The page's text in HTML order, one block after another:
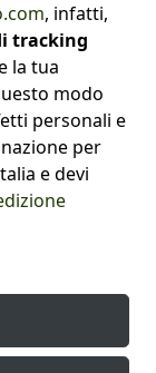
, infatti,
tracking
la tua
modo
personali e
per
e devi